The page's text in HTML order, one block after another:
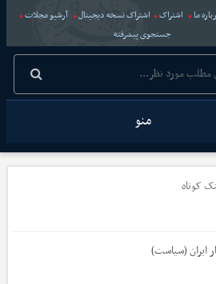
ما اشتراک اشتراک نسخه دیجیتال
آرشیو مجلات
جستجوی پیشرفته
منو
کوتاه
ایران (سیاست)